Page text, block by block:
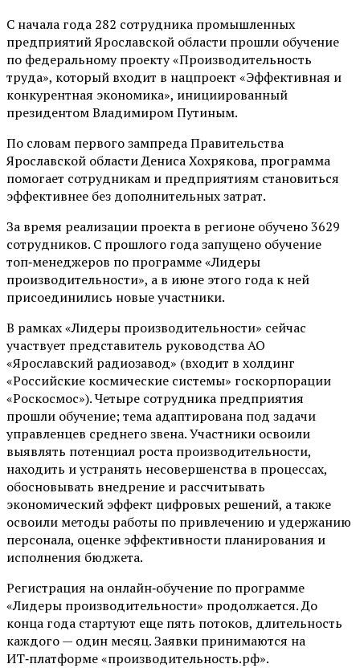
С начала года 282 сотрудника промышленных
предприятий Ярославской области прошли обучение
по федеральному проекту «Производительность
труда», который входит в нацпроект «Эффективная и
конкурентная экономика», инициированный
президентом Владимиром Путиным.
По словам первого зампреда Правительства
Ярославской области Дениса Хохрякова, программа
помогает сотрудникам и предприятиям становиться
эффективнее без дополнительных затрат.
За время реализации проекта в регионе обучено 3629
сотрудников. С прошлого года запущено обучение
топ‑менеджеров по программе «Лидеры
производительности», а в июне этого года к ней
присоединились новые участники.
В рамках «Лидеры производительности» сейчас
участвует представитель руководства АО
«Ярославский радиозавод» (входит в холдинг
«Российские космические системы» госкорпорации
«Роскосмос»). Четыре сотрудника предприятия
прошли обучение; тема адаптирована под задачи
управленцев среднего звена. Участники освоили
выявлять потенциал роста производительности,
находить и устранять несовершенства в процессах,
обосновывать внедрение и рассчитывать
экономический эффект цифровых решений, а также
освоили методы работы по привлечению и удержанию
персонала, оценке эффективности планирования и
исполнения бюджета.
Регистрация на онлайн‑обучение по программе
«Лидеры производительности» продолжается. До
конца года стартуют еще пять потоков, длительность
каждого — один месяц. Заявки принимаются на
ИТ‑платформе «производительность.рф».